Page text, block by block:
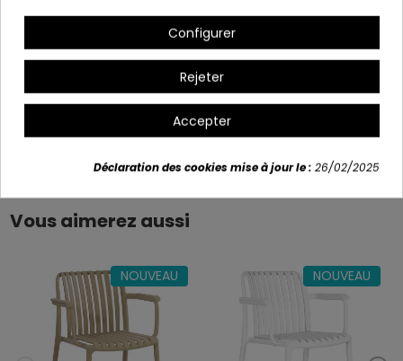
Détails du produit
Vous aimerez aussi
NOUVEAU NOUVEAU
Configurer
Rejeter
Accepter
Déclaration des cookies mise à jour le :26/02/2025